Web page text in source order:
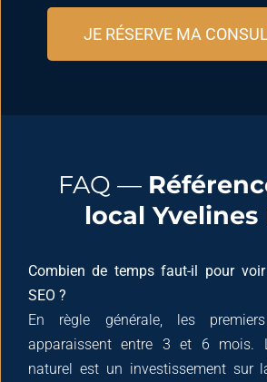
JE RÉSERVE MA
FAQ —
local Yvelines
Combien de temps faut-il pour
SEO ?
En règle générale, les
apparaissent entre 3 et 6 mois.
naturel est un investissement sur